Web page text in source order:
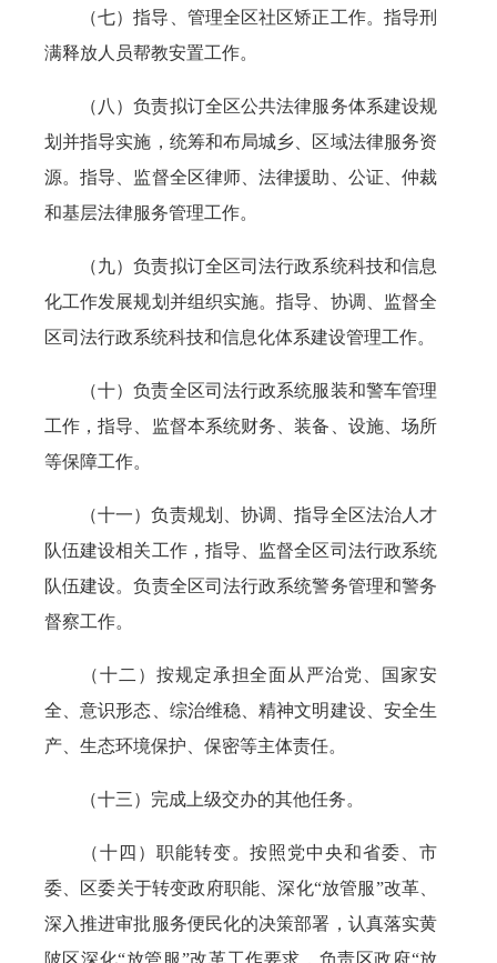
（七）指导、管理全区社区矫正工作。指导刑
满释放人员帮教安置工作。
（八）负责拟订全区公共法律服务体系建设规
划并指导实施，统筹和布局城乡、区域法律服务资
源。指导、监督全区律师、法律援助、公证、仲裁
和基层法律服务管理工作。
（九）负责拟订全区司法行政系统科技和信息
化工作发展规划并组织实施。指导、协调、监督全
区司法行政系统科技和信息化体系建设管理工作。
（十）负责全区司法行政系统服装和警车管理
工作，指导、监督本系统财务、装备、设施、场所
等保障工作。
（十一）负责规划、协调、指导全区法治人才
队伍建设相关工作，指导、监督全区司法行政系统
队伍建设。负责全区司法行政系统警务管理和警务
督察工作。
（十二）按规定承担全面从严治党、国家安
全、意识形态、综治维稳、精神文明建设、安全生
产、生态环境保护、保密等主体责任。
（十三）完成上级交办的其他任务。
（十四）职能转变。按照党中央和省委、市
委、区委关于转变政府职能、深化“放管服”改革、
深入推进审批服务便民化的决策部署，认真落实黄
陂区深化“放管服”改革工作要求，负责区政府“放